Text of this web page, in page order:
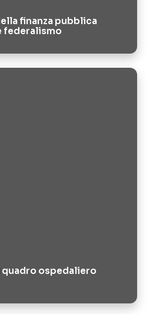
finanza pubblica
federalismo
quadro ospedaliero